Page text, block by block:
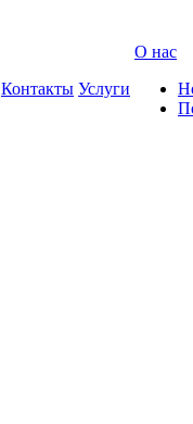
Контакты Услуги
О нас